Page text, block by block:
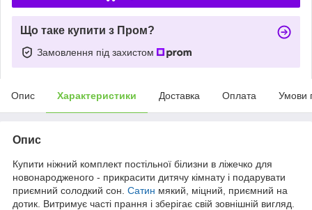
Що таке купити з Пром?
Замовлення під захистом
Опис Характеристики Доставка Оплата Умови
Опис
Купити ніжний комплект постільної білизни в ліжечко для
новонародженого - прикрасити дитячу кімнату і подарувати
приємний солодкий сон. Сатин мякий, міцний, приємний на
дотик. Витримує часті прання і зберігає свій зовнішній вигляд.